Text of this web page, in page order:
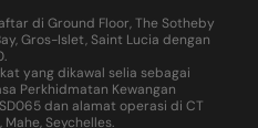
di Ground Floor, The Sotheby
Gros-Islet, Saint Lucia dengan
yang dikawal selia sebagai
Perkhidmatan Kewangan
dan alamat operasi di CT
Mahe, Seychelles.